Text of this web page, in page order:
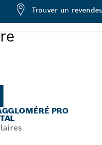
PRO
Trouver un